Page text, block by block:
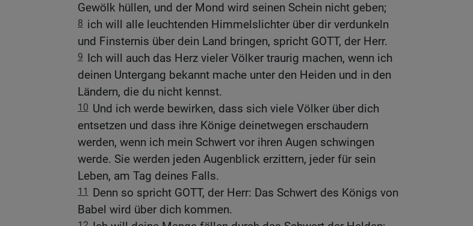
Gewölk hüllen, und der Mond wird seinen Schein nicht geben;
8 ich will alle leuchtenden Himmelslichter über dir verdunkeln
und Finsternis über dein Land bringen, spricht GOTT, der Herr.
9 Ich will auch das Herz vieler Völker traurig machen, wenn ich
deinen Untergang bekannt mache unter den Heiden und in den
Ländern, die du nicht kennst.
10 Und ich werde bewirken, dass sich viele Völker über dich
entsetzen und dass ihre Könige deinetwegen erschaudern
werden, wenn ich mein Schwert vor ihren Augen schwingen
werde. Sie werden jeden Augenblick erzittern, jeder für sein
Leben, am Tag deines Falls.
11
Denn so spricht GOTT, der Herr: Das Schwert des Königs von
Babel wird über dich kommen.